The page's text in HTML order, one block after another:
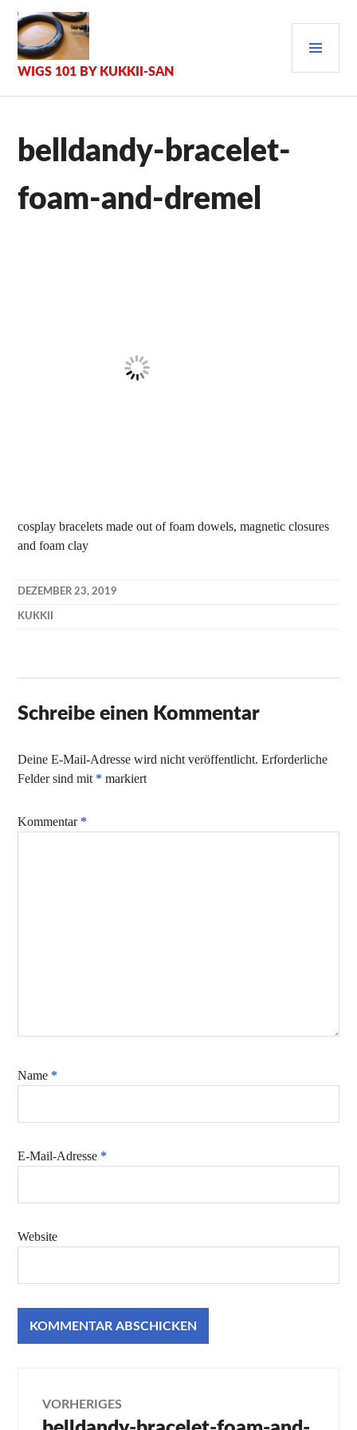
Inhalt
springen
WIGS 101 BY KUKKII-SAN
belldandy-bracelet-
foam-and-dremel
cosplay bracelets made out of foam dowels, magnetic closures
and foam clay
DEZEMBER 23, 2019
KUKKII
Schreibe einen Kommentar
Deine E-Mail-Adresse wird nicht veröffentlicht. Erforderliche
Felder sind mit * markiert
Kommentar *
Name *
E-Mail-Adresse *
Website
VORHERIGES
Vorheriger